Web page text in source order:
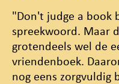
"Don't judge a book
spreekwoord. Maar
grotendeels wel de
vriendenboek.
nog eens zorgvuldig